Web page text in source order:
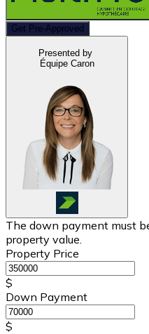
Get Pre-Approved
Presented by
Équipe Caron
The down payment must
property value.
Property Price
$
Down Payment
$